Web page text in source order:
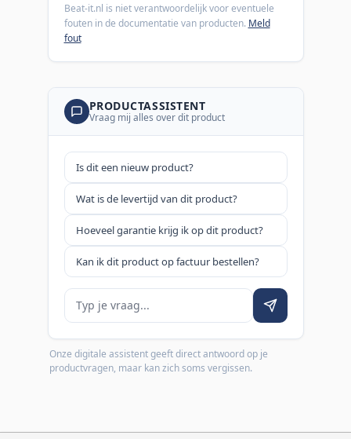
Beat-it.nl is niet verantwoordelijk voor eventuele
fouten in de documentatie van producten. Meld
fout
PRODUCTASSISTENT
Vraag mij alles over dit product
Is dit een nieuw product?
Wat is de levertijd van dit product?
Hoeveel garantie krijg ik op dit product?
Kan ik dit product op factuur bestellen?
Je vraag
Onze digitale assistent geeft direct antwoord op je
productvragen, maar kan zich soms vergissen.